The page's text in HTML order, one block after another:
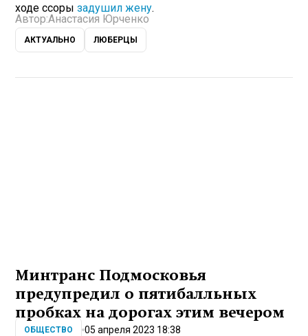
ходе ссорызадушил жену.
Автор:Анастасия Юрченко
АКТУАЛЬНО ЛЮБЕРЦЫ
Минтранс Подмосковья
предупредил о пятибалльных
пробках на дорогах этим вечером
ОБЩЕСТВО 05 апреля 2023 18:38